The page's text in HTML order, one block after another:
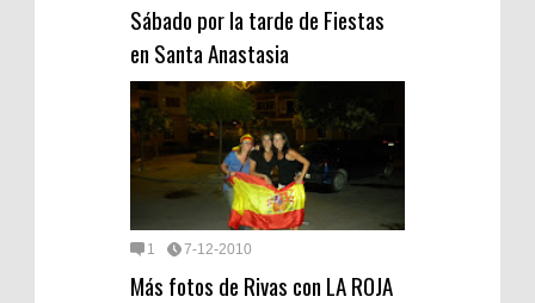
Sábado por la tarde de Fiestas
en Santa Anastasia
1 7-12-2010
Más fotos de Rivas con LA ROJA